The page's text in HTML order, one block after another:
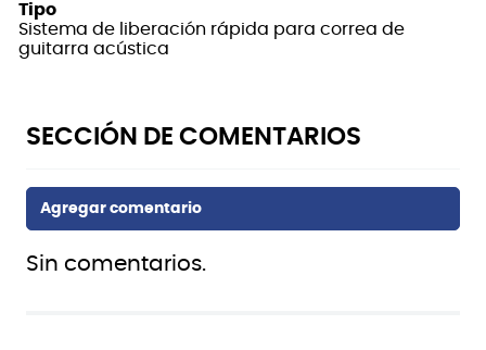
Tipo
Sistema de liberación rápida para correa de
guitarra acústica
Sin comentarios.